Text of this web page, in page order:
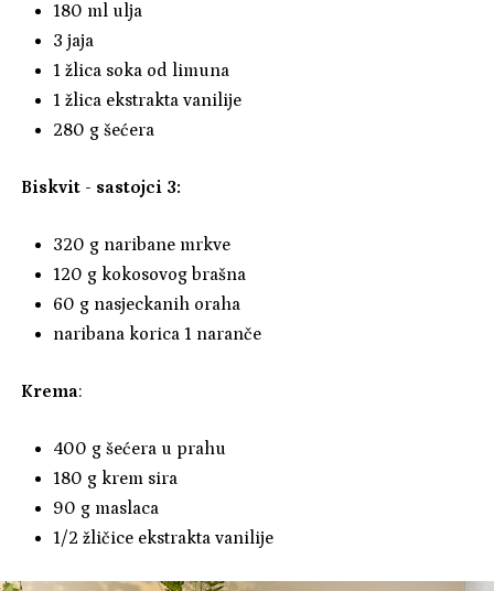
180 ml ulja
3 jaja
1 žlica soka od limuna
1 žlica ekstrakta vanilije
280 g šećera
Biskvit - sastojci 3:
320 g naribane mrkve
120 g kokosovog brašna
60 g nasjeckanih oraha
naribana korica 1 naranče
Krema:
400 g šećera u prahu
180 g krem sira
90 g maslaca
1/2 žličice ekstrakta vanilije